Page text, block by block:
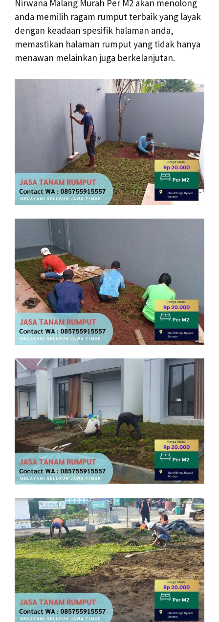
Nirwana Malang Murah Per M2 akan menolong
anda memilih ragam rumput terbaik yang layak
dengan keadaan spesifik halaman anda,
memastikan halaman rumput yang tidak hanya
menawan melainkan juga berkelanjutan.